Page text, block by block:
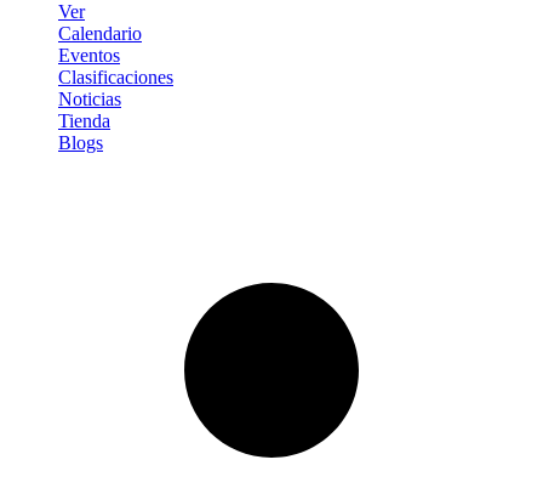
Ver
Calendario
Eventos
Clasificaciones
Noticias
Tienda
Blogs